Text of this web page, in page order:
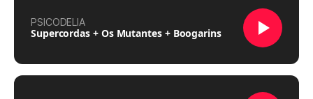
PSICODELIA
Supercordas + Os Mutantes + Boogarins